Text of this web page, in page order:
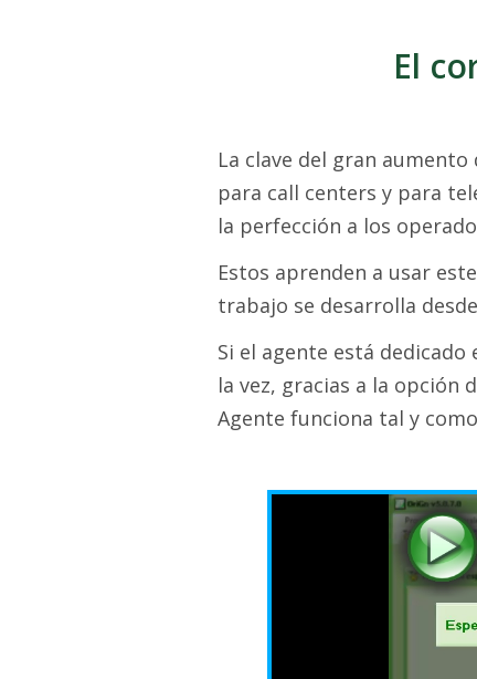
El
La clave del gran
para call centers y para
la perfección a los
Estos aprenden a usar
trabajo se desarrolla
Si el agente está
la vez, gracias a la opción
Agente funciona tal y